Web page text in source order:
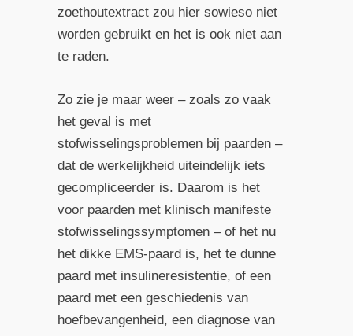
zoethoutextract zou hier sowieso niet
worden gebruikt en het is ook niet aan
te raden.
Zo zie je maar weer – zoals zo vaak
het geval is met
stofwisselingsproblemen bij paarden –
dat de werkelijkheid uiteindelijk iets
gecompliceerder is. Daarom is het
voor paarden met klinisch manifeste
stofwisselingssymptomen – of het nu
het dikke EMS-paard is, het te dunne
paard met insulineresistentie, of een
paard met een geschiedenis van
hoefbevangenheid, een diagnose van